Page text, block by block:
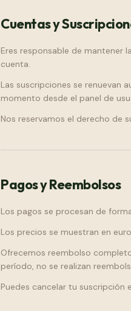
Cuentas y
Eres responsable de mantener
cuenta.
Las suscripciones se renuevan
momento desde el panel de
Nos reservamos el derecho de
Pagos y Reembolsos
Los pagos se procesan de
Los precios se muestran en
Ofrecemos reembolso
período, no se realizan
Puedes cancelar tu suscripción